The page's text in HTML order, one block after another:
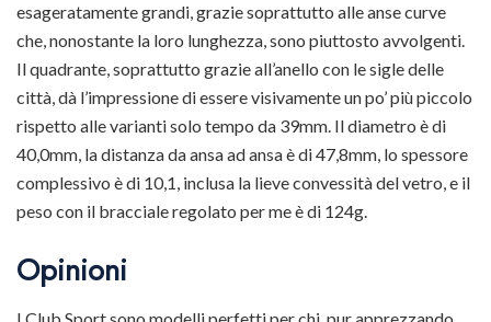
esageratamente grandi, grazie soprattutto alle anse curve
che, nonostante la loro lunghezza, sono piuttosto avvolgenti.
Il quadrante, soprattutto grazie all’anello con le sigle delle
città, dà l’impressione di essere visivamente un po’ più piccolo
rispetto alle varianti solo tempo da 39mm. Il diametro è di
40,0mm, la distanza da ansa ad ansa è di 47,8mm, lo spessore
complessivo è di 10,1, inclusa la lieve convessità del vetro, e il
peso con il bracciale regolato per me è di 124g.
Opinioni